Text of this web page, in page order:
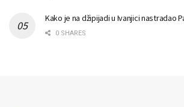
Kako je na džipijadi u Ivanjici nastradao
0 SHARES